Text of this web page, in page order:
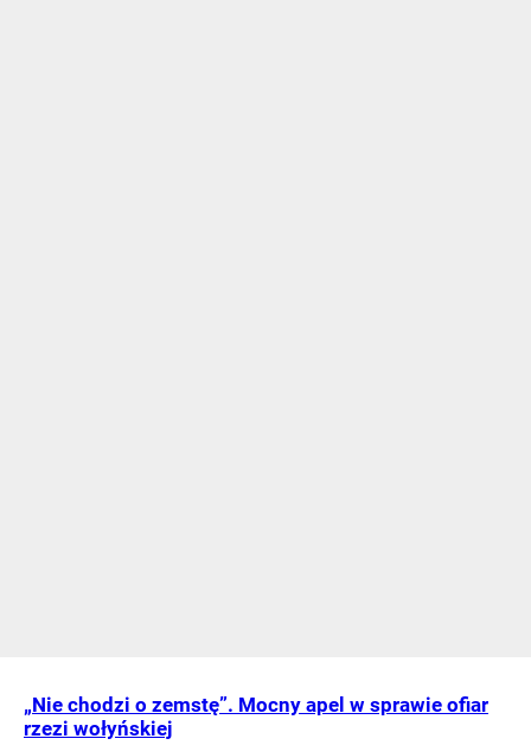
„Nie chodzi o zemstę”. Mocny apel w sprawie ofiar
rzezi wołyńskiej